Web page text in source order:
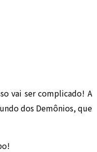
vai ser complicado! A
dos Demônios, que